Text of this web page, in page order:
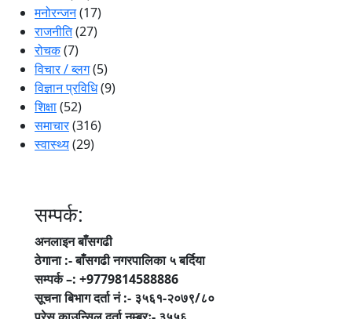
मनोरन्जन(17)
राजनीति(27)
रोचक(7)
विचार / ब्लग(5)
विज्ञान प्रविधि(9)
शिक्षा(52)
समाचार(316)
स्वास्थ्य(29)
सम्पर्क:
अनलाइन बाँसगढी
ठेगाना :- बाँसगढी नगरपालिका ५ बर्दिया
सम्पर्क –: +9779814588886
सूचना बिभाग दर्ता नं :- ३५६१-२०७९/८०